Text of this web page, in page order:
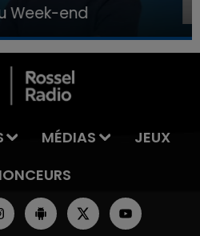
END
end
MÉDIAS
JEUX